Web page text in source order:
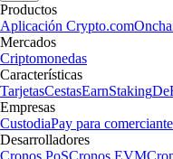
Productos
Aplicación Crypto.com
Mercados
Criptomonedas
Características
TarjetasCestasEarnStaking
Empresas
CustodiaPay para
Desarrolladores
Cronos PoSCronos EVM